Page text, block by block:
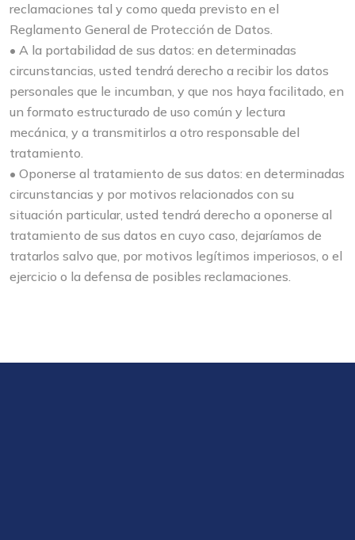
reclamaciones tal y como queda previsto en el
Reglamento General de Protección de Datos.
• A la portabilidad de sus datos: en determinadas
circunstancias, usted tendrá derecho a recibir los datos
personales que le incumban, y que nos haya facilitado, en
un formato estructurado de uso común y lectura
mecánica, y a transmitirlos a otro responsable del
tratamiento.
• Oponerse al tratamiento de sus datos: en determinadas
circunstancias y por motivos relacionados con su
situación particular, usted tendrá derecho a oponerse al
tratamiento de sus datos en cuyo caso, dejaríamos de
tratarlos salvo que, por motivos legítimos imperiosos, o el
ejercicio o la defensa de posibles reclamaciones.